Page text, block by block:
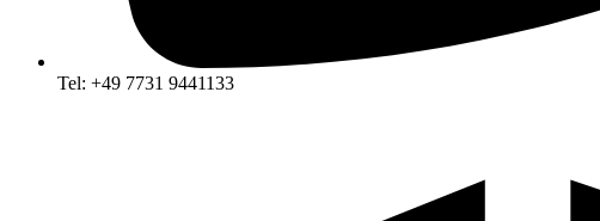
Tel: +49 7731 9441133